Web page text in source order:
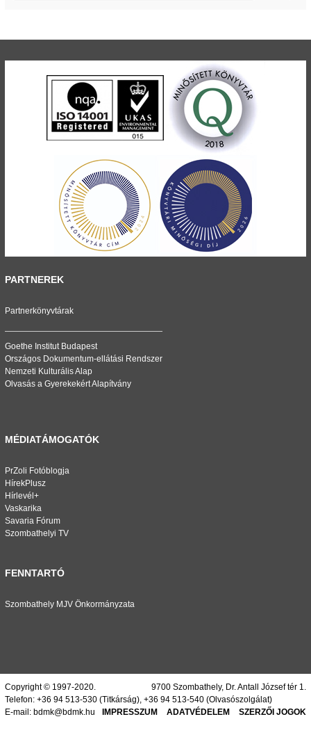
PARTNEREK
Partnerkönyvtárak
Goethe Institut Budapest
Országos Dokumentum-ellátási Rendszer
Nemzeti Kulturális Alap
Olvasás a Gyerekekért Alapítvány
MÉDIATÁMOGATÓK
PrZoli Fotóblogja
HírekPlusz
Hírlevél+
Vaskarika
Savaria Fórum
Szombathelyi TV
FENNTARTÓ
Szombathely MJV Önkormányzata
Copyright © 1997-2020.
9700 Szombathely, Dr. Antall József tér 1.
Telefon: +36 94 513-530 (Titkárság), +36 94 513-540 (Olvasószolgálat)
E-mail: bdmk@bdmk.hu IMPRESSZUM ADATVÉDELEM SZERZŐI JOGOK